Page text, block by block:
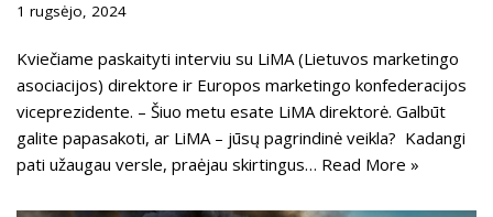
1 rugsėjo, 2024
Kviečiame paskaityti interviu su LiMA (Lietuvos marketingo
asociacijos) direktore ir Europos marketingo konfederacijos
viceprezidente. – Šiuo metu esate LiMA direktorė. Galbūt
galite papasakoti, ar LiMA – jūsų pagrindinė veikla? Kadangi
pati užaugau versle, praėjau skirtingus… Read More »